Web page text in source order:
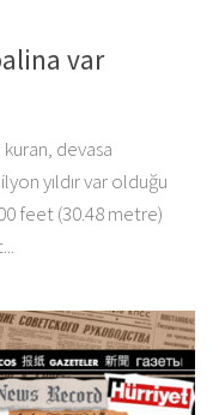
var
kuran, devasa
yıldır var olduğu
feet (30.48 metre)